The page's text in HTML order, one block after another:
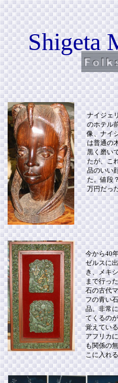
Shigeta
ナイジェ
のホテル
像、ナイ
は普通の
黒く磨い
たが、こ
品のいい
た。値段
万円だっ
今から40
ゼルスに
き、メキ
まで行っ
石の古代
フの青い
品。非常
てくるの
覚えて
アフリカ
も関係の
こに入れる